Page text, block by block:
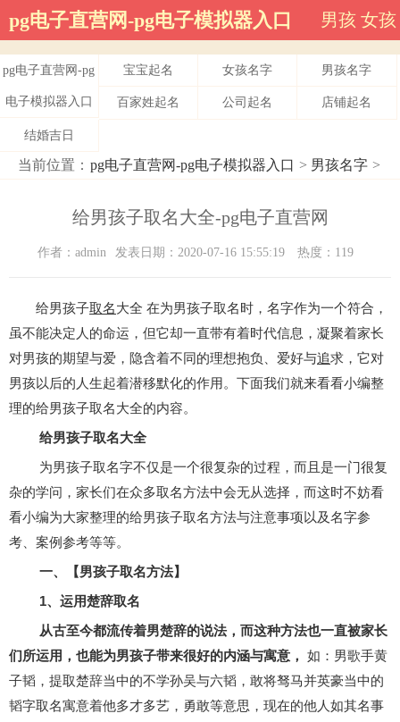
pg电子直营网-pg电子模拟器入口 男孩 女孩
pg电子直营网-pg
电子模拟器入口
宝宝起名 女孩名字 男孩名字
百家姓起名 公司起名 店铺起名
结婚吉日
当前位置： pg电子直营网-pg电子模拟器入口 > 男孩名字 >
给男孩子取名大全-pg电子直营网
作者：admin 发表日期：2020-07-16 15:55:19 热度：119
给男孩子取名大全 在为男孩子取名时，名字作为一个符合，
虽不能决定人的命运，但它却一直带有着时代信息，凝聚着家长
对男孩的期望与爱，隐含着不同的理想抱负、爱好与追求，它对
男孩以后的人生起着潜移默化的作用。下面我们就来看看小编整
理的给男孩子取名大全的内容。
给男孩子取名大全
为男孩子取名字不仅是一个很复杂的过程，而且是一门很复
杂的学问，家长们在众多取名方法中会无从选择，而这时不妨看
看小编为大家整理的给男孩子取名方法与注意事项以及名字参
考、案例参考等等。
一、【男孩子取名方法】
1、运用楚辞取名
从古至今都流传着男楚辞的说法，而这种方法也一直被家长
们所运用，也能为男孩子带来很好的内涵与寓意， 如：男歌手黄
子韬，提取楚辞当中的不学孙吴与六韬，敢将驽马并英豪当中的
韬字取名寓意着他多才多艺，勇敢等意思，现在的他人如其名事